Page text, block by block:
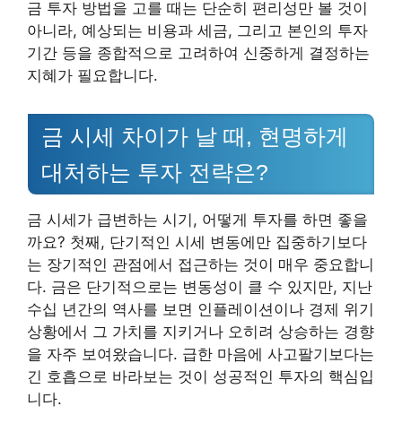
금 투자 방법을 고를 때는 단순히 편리성만 볼 것이
아니라, 예상되는 비용과 세금, 그리고 본인의 투자
기간 등을 종합적으로 고려하여 신중하게 결정하는
지혜가 필요합니다.
금 시세 차이가 날 때, 현명하게
대처하는 투자 전략은?
금 시세가 급변하는 시기, 어떻게 투자를 하면 좋을
까요? 첫째, 단기적인 시세 변동에만 집중하기보다
는 장기적인 관점에서 접근하는 것이 매우 중요합니
다. 금은 단기적으로는 변동성이 클 수 있지만, 지난
수십 년간의 역사를 보면 인플레이션이나 경제 위기
상황에서 그 가치를 지키거나 오히려 상승하는 경향
을 자주 보여왔습니다. 급한 마음에 사고팔기보다는
긴 호흡으로 바라보는 것이 성공적인 투자의 핵심입
니다.